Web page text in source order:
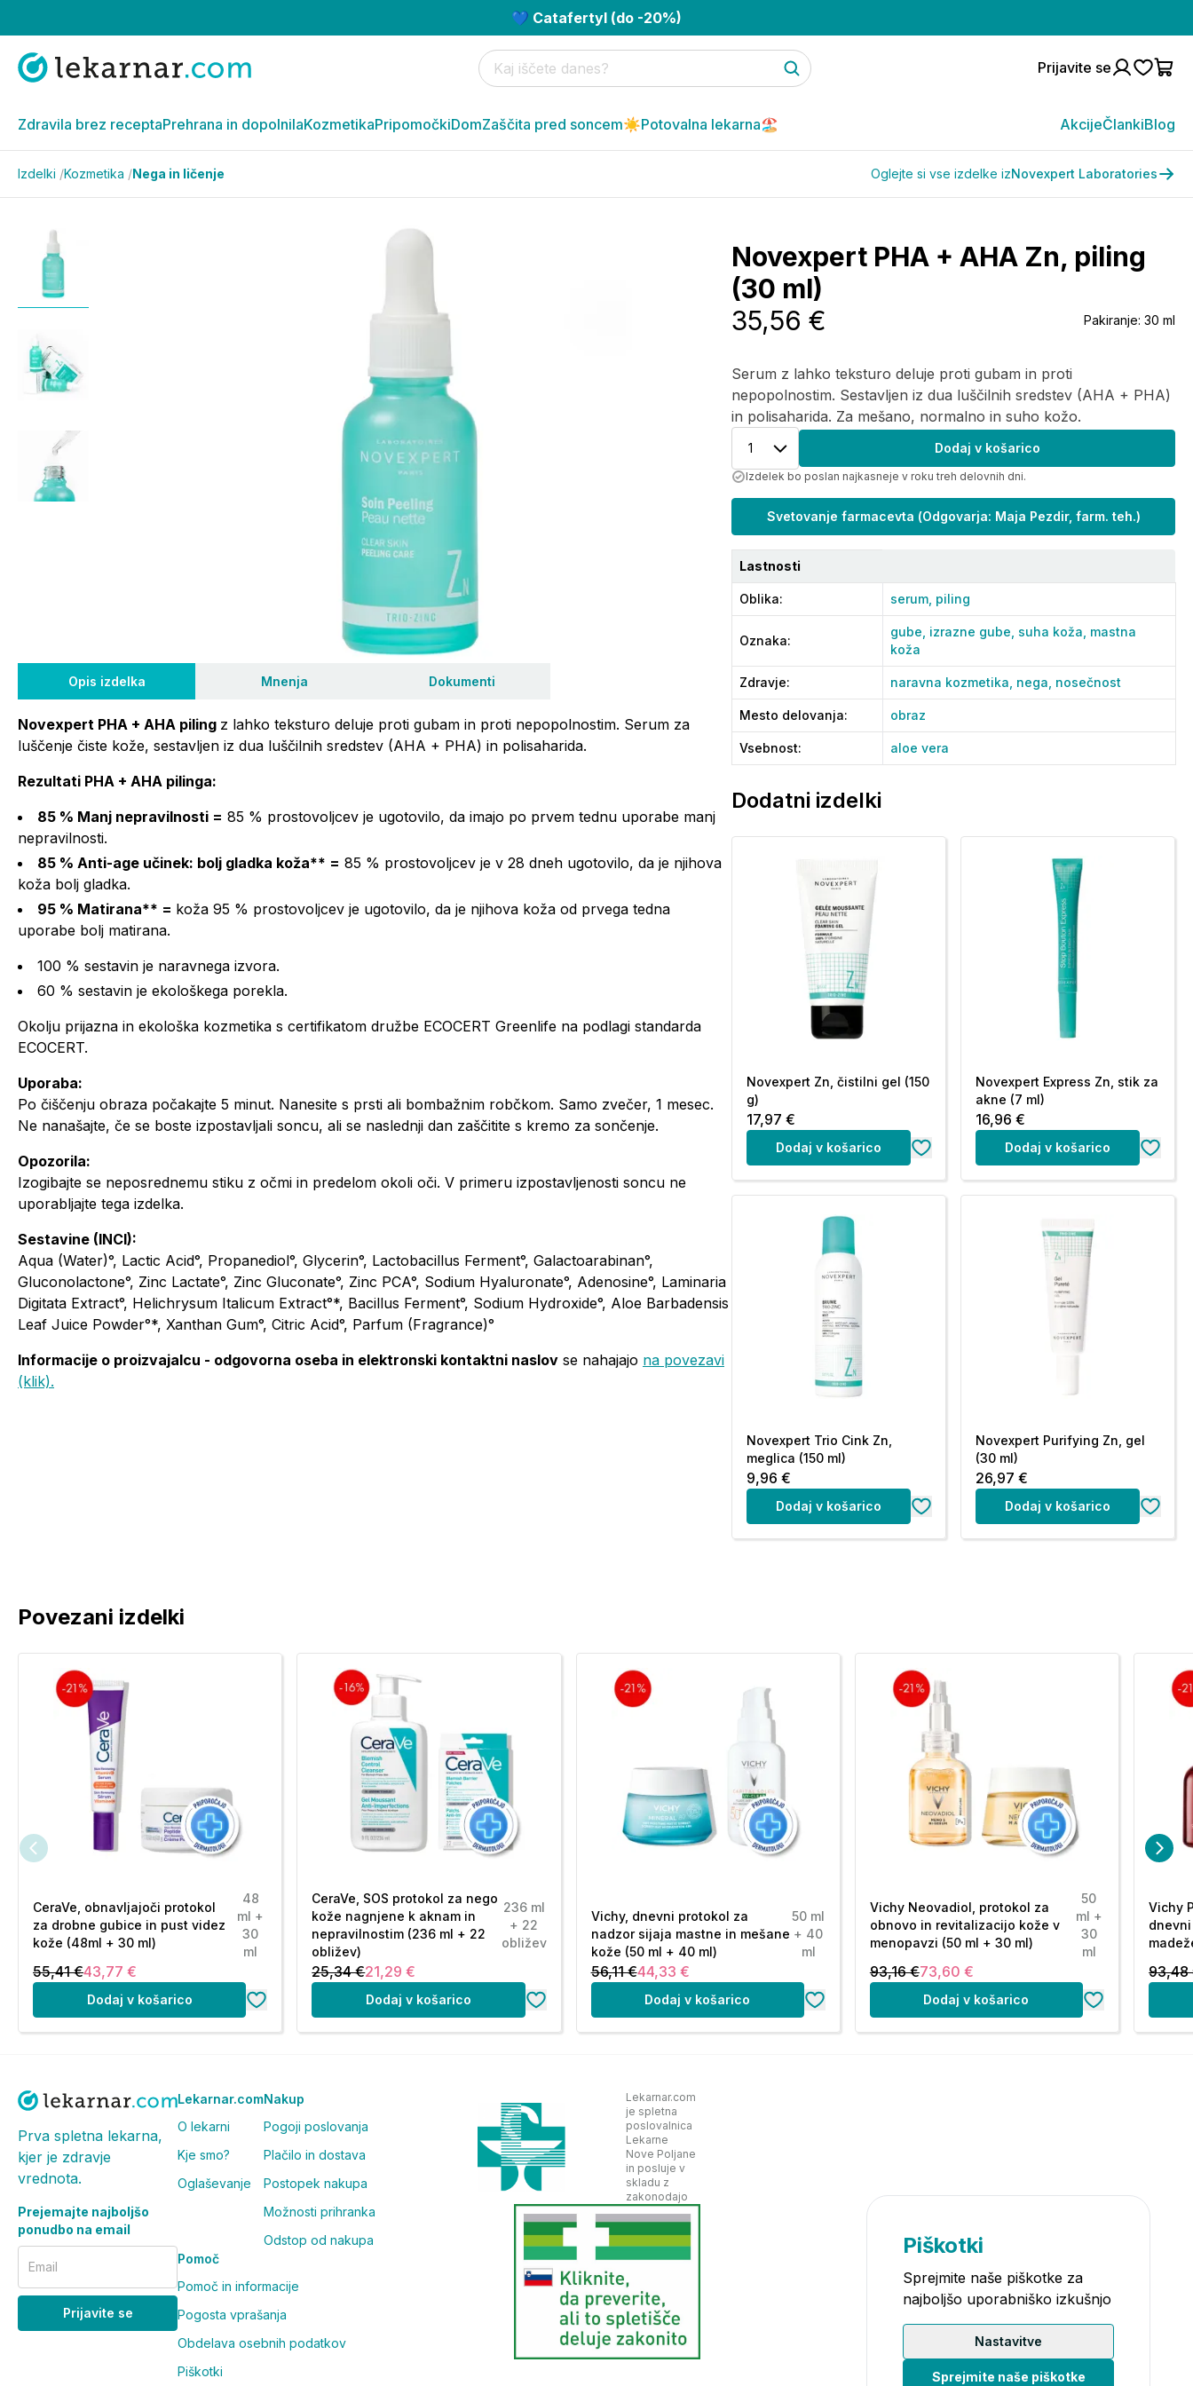
💙 Catafertyl (do -20%)
Prijavite se
Zdravila brez receptaPrehrana in dopolnilaKozmetikaPripomočkiDomZaščita pred soncem☀️Potovalna lekarna🏖️ AkcijeČlankiBlog
Izdelki /Kozmetika /Nega in ličenje Oglejte si vse izdelke izNovexpert Laboratories
Opis izdelka Mnenja Dokumenti
Novexpert PHA + AHA piling z lahko teksturo deluje proti gubam in proti nepopolnostim. Serum za
luščenje čiste kože, sestavljen iz dua luščilnih sredstev (AHA + PHA) in polisaharida.
Rezultati PHA + AHA pilinga:
85 % Manj nepravilnosti = 85 % prostovoljcev je ugotovilo, da imajo po prvem tednu uporabe manj
nepravilnosti.
85 % Anti-age učinek: bolj gladka koža** = 85 % prostovoljcev je v 28 dneh ugotovilo, da je njihova
koža bolj gladka.
95 % Matirana** = koža 95 % prostovoljcev je ugotovilo, da je njihova koža od prvega tedna
uporabe bolj matirana.
100 % sestavin je naravnega izvora.
60 % sestavin je ekološkega porekla.
Okolju prijazna in ekološka kozmetika s certifikatom družbe ECOCERT Greenlife na podlagi standarda
ECOCERT.
Uporaba:
Po čiščenju obraza počakajte 5 minut. Nanesite s prsti ali bombažnim robčkom. Samo zvečer, 1 mesec.
Ne nanašajte, če se boste izpostavljali soncu, ali se naslednji dan zaščitite s kremo za sončenje.
Opozorila:
Izogibajte se neposrednemu stiku z očmi in predelom okoli oči. V primeru izpostavljenosti soncu ne
uporabljajte tega izdelka.
Sestavine (INCI):
Aqua (Water)°, Lactic Acid°, Propanediol°, Glycerin°, Lactobacillus Ferment°, Galactoarabinan°,
Gluconolactone°, Zinc Lactate°, Zinc Gluconate°, Zinc PCA°, Sodium Hyaluronate°, Adenosine°, Laminaria
Digitata Extract°, Helichrysum Italicum Extract°*, Bacillus Ferment°, Sodium Hydroxide°, Aloe Barbadensis
Leaf Juice Powder°*, Xanthan Gum°, Citric Acid°, Parfum (Fragrance)°
Informacije o proizvajalcu - odgovorna oseba in elektronski kontaktni naslov se nahajajo na povezavi
(klik).
Novexpert PHA + AHA Zn, piling
(30 ml)
Serum z lahko teksturo deluje proti gubam in proti
nepopolnostim. Sestavljen iz dua luščilnih sredstev (AHA + PHA)
in polisaharida. Za mešano, normalno in suho kožo.
35,56 € Pakiranje: 30 ml
1 Dodaj v košarico
Izdelek bo poslan najkasneje v roku treh delovnih dni.
Svetovanje farmacevta (Odgovarja: Maja Pezdir, farm. teh.)
Lastnosti
Oblika: serum, piling
Oznaka:
gube, izrazne gube, suha koža, mastna
koža
Zdravje: naravna kozmetika, nega, nosečnost
Mesto delovanja: obraz
Vsebnost: aloe vera
Dodatni izdelki
Novexpert Zn, čistilni gel (150
g)
17,97 €
Dodaj v košarico
Novexpert Express Zn, stik za
akne (7 ml)
16,96 €
Dodaj v košarico
Novexpert Trio Cink Zn,
meglica (150 ml)
9,96 €
Dodaj v košarico
Novexpert Purifying Zn, gel
(30 ml)
26,97 €
Dodaj v košarico
Povezani izdelki
CeraVe, obnavljajoči protokol
za drobne gubice in pust videz
kože (48ml + 30 ml)
48
ml +
30
ml
55,41 €43,77 €
Dodaj v košarico
CeraVe, SOS protokol za nego
kože nagnjene k aknam in
nepravilnostim (236 ml + 22
obližev)
236 ml
+ 22
obližev
25,34 €21,29 €
Dodaj v košarico
Vichy, dnevni protokol za
nadzor sijaja mastne in mešane
kože (50 ml + 40 ml)
50 ml
+ 40
ml
56,11 €44,33 €
Dodaj v košarico
Vichy Neovadiol, protokol za
obnovo in revitalizacijo kože v
menopavzi (50 ml + 30 ml)
50
ml +
30
ml
93,16 €73,60 €
Dodaj v košarico
Vichy
93,48
Prva spletna lekarna,
kjer je zdravje
vrednota.
Prejemajte najboljšo
ponudbo na email
Email
Prijavite se
Lekarnar.com
O lekarni
Kje smo?
Oglaševanje
Nakup
Pogoji poslovanja
Plačilo in dostava
Postopek nakupa
Možnosti prihranka
Odstop od nakupa
Pomoč
Pomoč in informacije
Pogosta vprašanja
Obdelava osebnih podatkov
Piškotki
Lekarnar.com
je spletna
poslovalnica
Lekarne
Nove Poljane
in posluje v
skladu z
zakonodajo
Piškotki
Sprejmite naše piškotke za
najboljšo uporabniško izkušnjo
Nastavitve
Sprejmite naše piškotke